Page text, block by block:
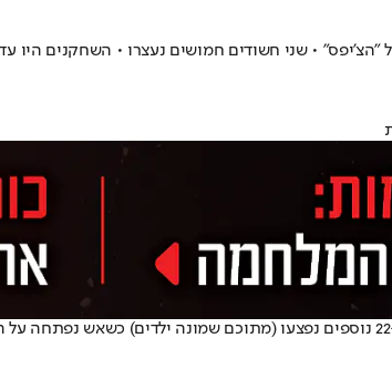
אדם נהרג ו-22 נוספים נפצעו (מתוכם שמונה ילדים) כשאש